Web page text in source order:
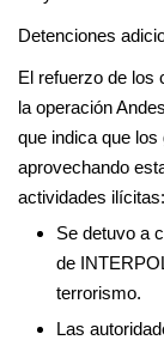
Detenciones
El refuerzo de los
la operación
que indica que
aprovechando
actividades ilícitas:
Se detuvo a
de
terrorismo.
Las